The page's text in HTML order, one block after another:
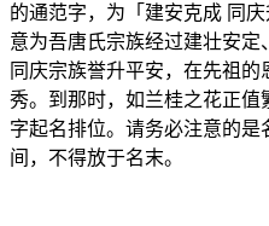
的通范字，为「建安克成 同
意为吾唐氏宗族经过建壮安
同庆宗族誉升平安，在先祖
秀。到那时，如兰桂之花正
字起名排位。请务必注意的
间，不得放于名末。